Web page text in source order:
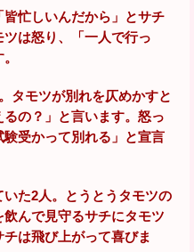
忙しいんだから」とサチ
は怒り、「一人で行っ
タモツが別れを仄めかすと
の？」と言います。怒っ
受かって別れる」と宣言
た2人。とうとうタモツの
んで見守るサチにタモツ
は飛び上がって喜びま